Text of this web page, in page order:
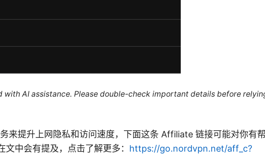
AI assistance. Please double-check important details before
来提升上网隐私和访问速度，下面这条 Affiliate 链接可能对你有帮
中会有提及，点击了解更多： https://go.nordvpn.net/aff_c?